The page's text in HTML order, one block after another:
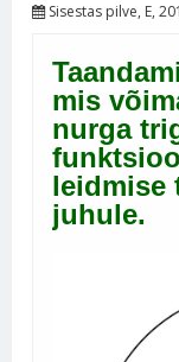
Sisestas pilve, E,